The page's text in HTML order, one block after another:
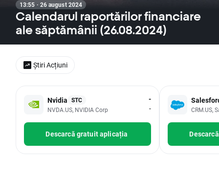
13:55 · 26 august 2024
Calendarul raportărilor financiare
ale săptămânii (26.08.2024)
Nvidia STC
NVDA.US, NVIDIA Corp
-
-
Descarcă gratuit aplicația
CRM.US,
Știri Acțiuni